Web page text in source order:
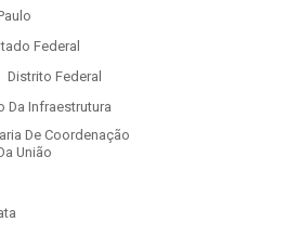
Federal
Distrito Federal
Da Infraestrutura
De Coordenação
União